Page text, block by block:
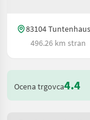
83104
496.26 km stran
Ocena trgovca4.4